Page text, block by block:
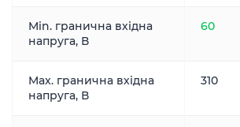
Min. гранична вхідна
напруга, В
60
Max. гранична вхідна
напруга, В
310